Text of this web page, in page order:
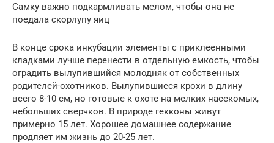
Самку важно подкармливать мелом, чтобы она не
поедала скорлупу яиц
В конце срока инкубации элементы с приклеенными
кладками лучше перенести в отдельную емкость, чтобы
оградить вылупившийся молодняк от собственных
родителей-охотников. Вылупившиеся крохи в длину
всего 8-10 см, но готовые к охоте на мелких насекомых,
небольших сверчков. В природе гекконы живут
примерно 15 лет. Хорошее домашнее содержание
продляет им жизнь до 20-25 лет.